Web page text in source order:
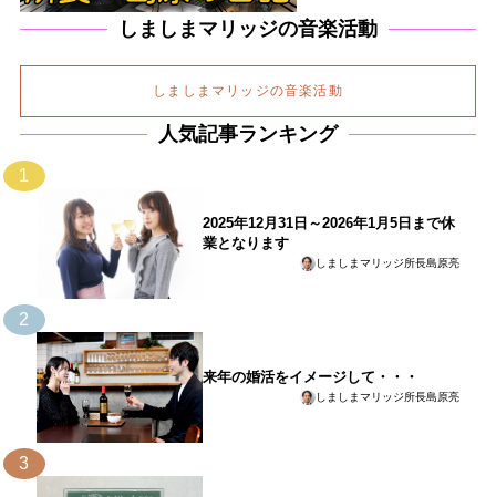
しましまマリッジの音楽活動
しましまマリッジの音楽活動
人気記事ランキング
1
2025年12月31日～2026年1月5日まで休
業となります
しましまマリッジ所長島原亮
2
来年の婚活をイメージして・・・
しましまマリッジ所長島原亮
3